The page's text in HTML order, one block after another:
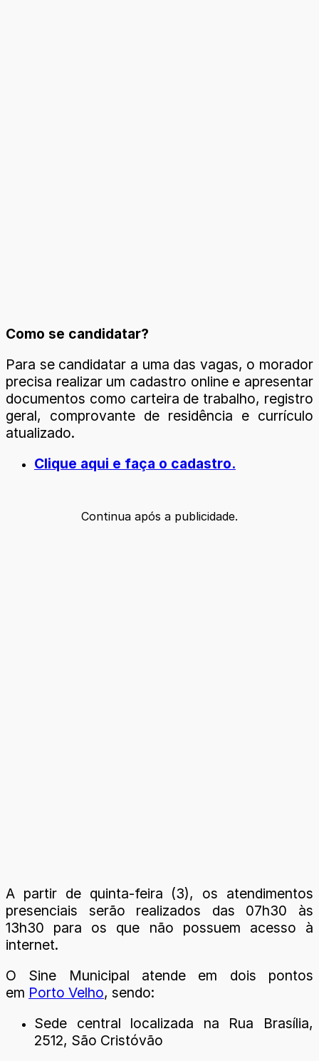
Como se candidatar?
Para se candidatar a uma das vagas, o morador
precisa realizar um cadastro online e apresentar
documentos como carteira de trabalho, registro
geral, comprovante de residência e currículo
atualizado.
Clique aqui e faça o cadastro.
Continua após a publicidade.
A partir de quinta-feira (3), os atendimentos
presenciais serão realizados das 07h30 às
13h30 para os que não possuem acesso à
internet.
O Sine Municipal atende em dois pontos
em Porto Velho, sendo:
Sede central localizada na Rua Brasília,
2512, São Cristóvão